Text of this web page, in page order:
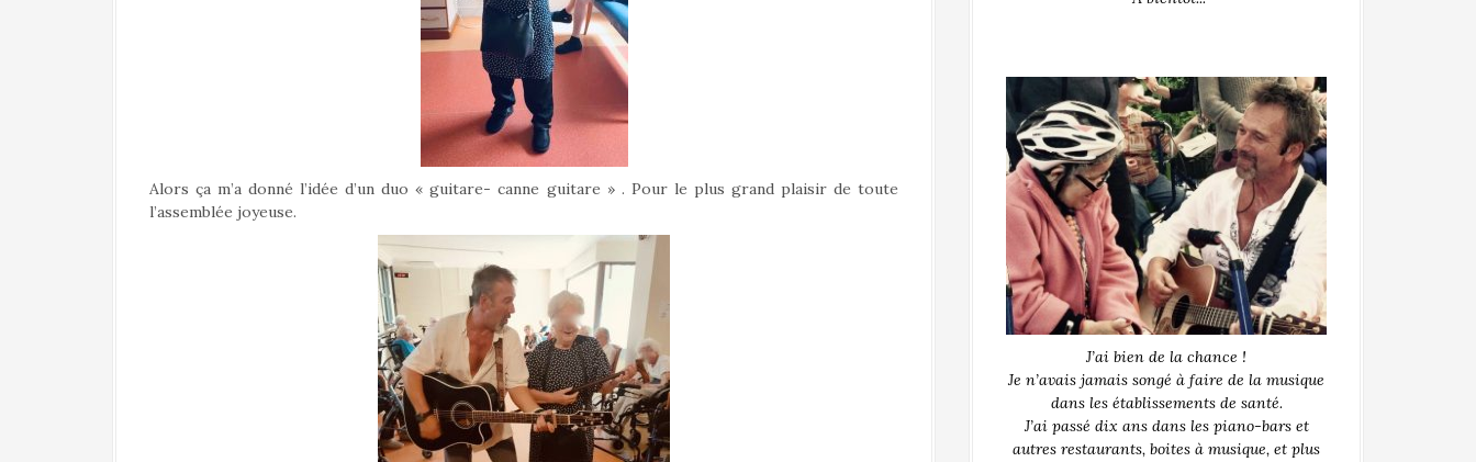
Alors ça m’a donné l’idée d’un duo « guitare- canne guitare » . Pour le plus grand plaisir de toute
l’assemblée joyeuse.
J’ai bien de la chance !
Je n’avais jamais songé à faire de la musique
dans les établissements de santé.
J’ai passé dix ans dans les piano-bars et
autres restaurants, boites à musique, et plus